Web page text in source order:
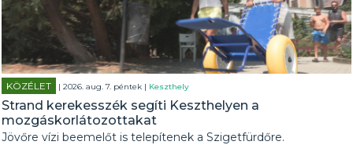
KÖZÉLET | 2026. aug. 7. péntek | Keszthely
Strand kerekesszék segíti Keszthelyen a
mozgáskorlátozottakat
Jövőre vízi beemelőt is telepítenek a Szigetfürdőre.